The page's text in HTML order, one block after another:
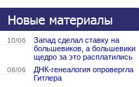
10/06
Запад сделал ставку на
большевиков, а большевики
щедро за это расплатились
08/06
ДНК-генеалогия опровергла
Гитлера